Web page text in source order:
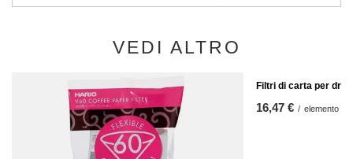
VEDI ALTRO
Filtri di carta per
16,47 € / elemento